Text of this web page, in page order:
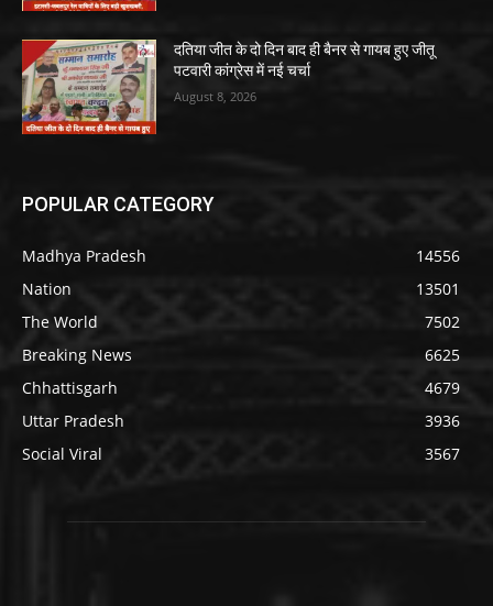
दतिया जीत के दो दिन बाद ही बैनर से गायब हुए जीतू
पटवारी कांग्रेस में नई चर्चा
August 8, 2026
POPULAR CATEGORY
Madhya Pradesh
14556
Nation
13501
The World
7502
Breaking News
6625
Chhattisgarh
4679
Uttar Pradesh
3936
Social Viral
3567